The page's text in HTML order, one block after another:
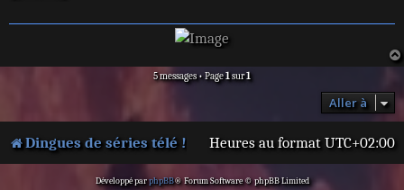
5 messages • Page1sur1
Aller à
Dingues de séries télé ! Heures au format UTC+02:00
Développé parphpBB® Forum Software © phpBB Limited